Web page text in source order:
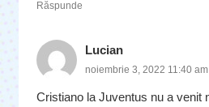
Răspunde
Lucian
noiembrie 3, 2022 11:40 am
Cristiano la Juventus nu a venit